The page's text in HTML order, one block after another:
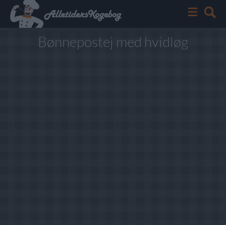
Bønnepostej med hvidløg